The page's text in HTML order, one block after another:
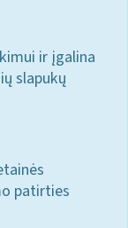
ir įgalina
slapukų
patirties